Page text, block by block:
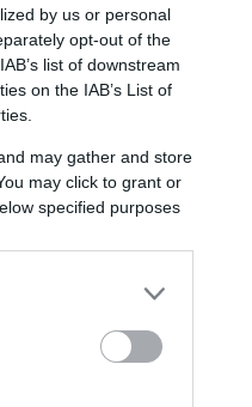
by us or personal
opt-out of the
list of downstream
on the IAB’s List of
may gather and store
may click to grant or
specified purposes
TOP 5
Csináld magad
ötletek és
Mejorar lo que
sencillos pasos
Szerszámos
Radiális
Kompresszorok
FRISS TOPIKOK
ARCHÍVUM